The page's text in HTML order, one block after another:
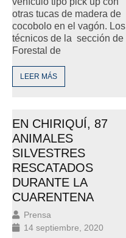
otras tucas de madera de
cocobolo en el vagón. Los
técnicos de la sección de
Forestal de
LEER MÁS
EN CHIRIQUÍ, 87
ANIMALES
SILVESTRES
RESCATADOS
DURANTE LA
CUARENTENA
Prensa
14 septiembre, 2020